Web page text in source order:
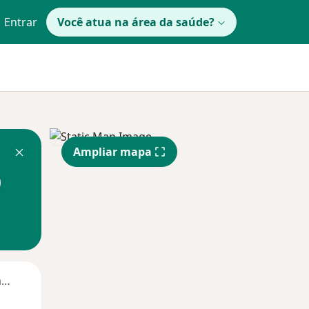
Entrar Você atua na área da saúde?
Segunda-feira
Ampliar mapa